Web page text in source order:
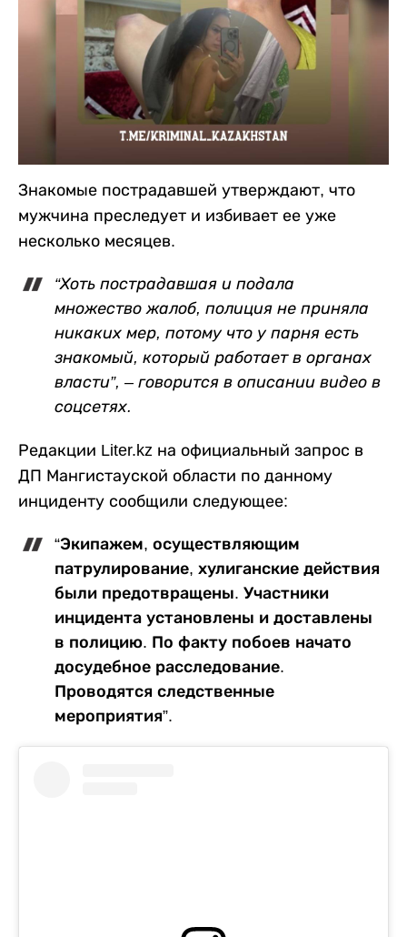
Знакомые пострадавшей утверждают, что
мужчина преследует и избивает ее уже
несколько месяцев.
“Хоть пострадавшая и подала
множество жалоб, полиция не приняла
никаких мер, потому что у парня есть
знакомый, который работает в органах
власти”, – говорится в описании видео в
соцсетях.
Редакции Liter.kz на официальный запрос в
ДП Мангистауской области по данному
инциденту сообщили следующее:
“Экипажем, осуществляющим
патрулирование, хулиганские действия
были предотвращены. Участники
инцидента установлены и доставлены
в полицию. По факту побоев начато
досудебное расследование.
Проводятся следственные
мероприятия”.